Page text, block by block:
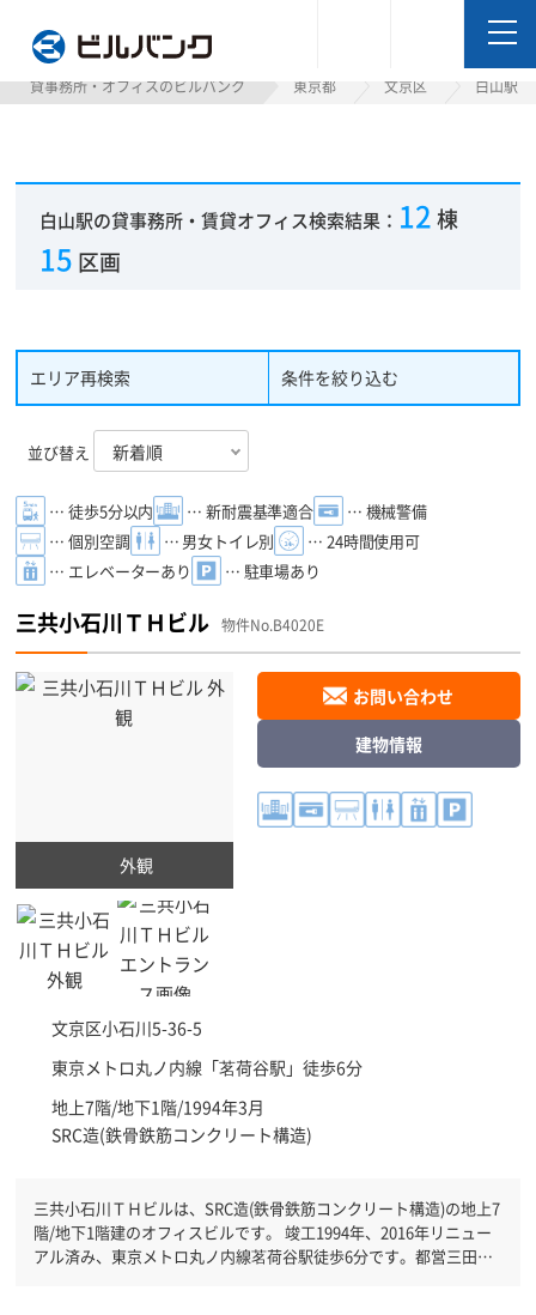
貸事務所・オフィスのビルバンク 東京都 文京区 白山駅
白山駅の貸事務所・賃貸オフィス検索結果： 12棟
15 区画
エリア再検索 条件を絞り込む
並び替え
… 徒歩5分以内 … 新耐震基準適合
… 機械警備
… 個別空調
… 男女トイレ別
… 24時間使用可
… エレベーターあり
… 駐車場あり
三共小石川ＴＨビル 物件No.B4020E
外観
文京区小石川5-36-5
東京メトロ丸ノ内線「茗荷谷駅 」徒歩6分
地上7階/地下1階/1994年3月
SRC造(鉄骨鉄筋コンクリート構造)
お問い合わせ
建物情報
三共小石川ＴＨビルは、SRC造(鉄骨鉄筋コンクリート構造)の地上7
階/地下1階建のオフィスビルです。 竣工1994年、2016年リニュー
アル済み、東京メトロ丸ノ内線茗荷谷駅徒歩6分です。都営三田線